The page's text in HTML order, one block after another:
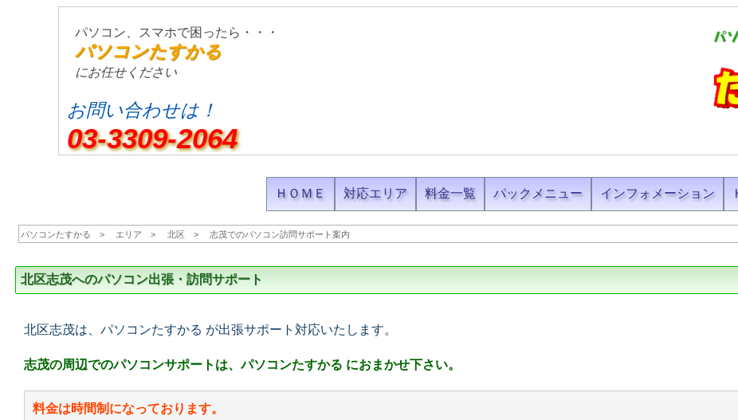
パソコン、スマホで困ったら・・・
パソコンたすかる
にお任せください
お問い合わせは！
03-3309-2064
ＨＯＭＥ 対応エリア 料金一覧 パックメニュー インフォメーション
パソコンたすかる エリア 北区 志茂でのパソコン訪問サポート案内
北区志茂へのパソコン出張・訪問サポート
北区志茂は、パソコンたすかる が出張サポート対応いたします。
志茂の周辺でのパソコンサポートは、パソコンたすかる におまかせ下さい。
料金は時間制になっております。